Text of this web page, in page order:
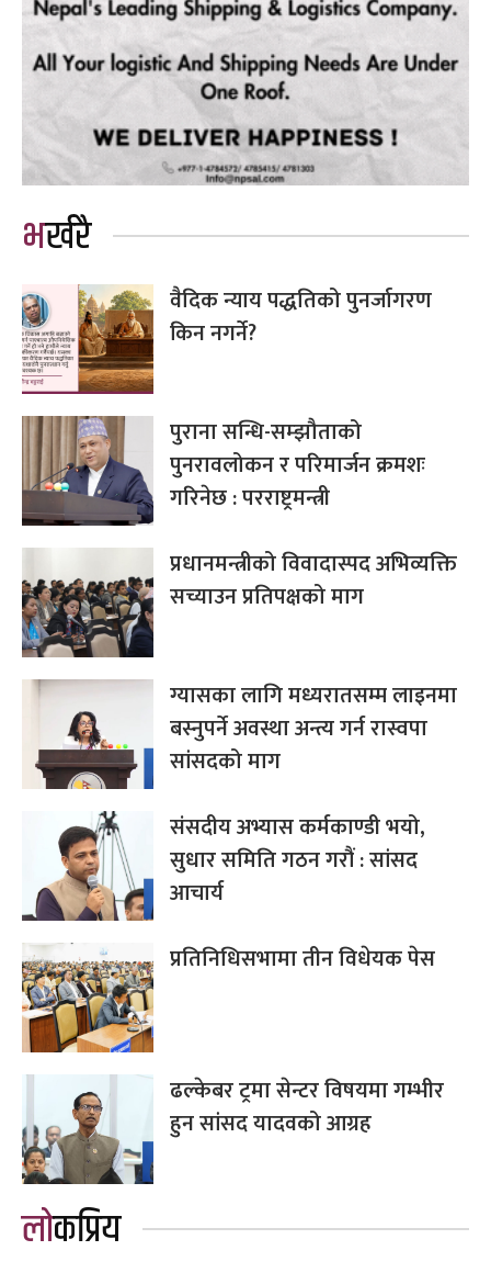
भर्खरै
वैदिक न्याय पद्धतिको पुनर्जागरण
किन नगर्ने?
पुराना सन्धि-सम्झौताको
पुनरावलोकन र परिमार्जन क्रमशः
गरिनेछ : परराष्ट्रमन्त्री
प्रधानमन्त्रीको विवादास्पद अभिव्यक्ति
सच्याउन प्रतिपक्षको माग
ग्यासका लागि मध्यरातसम्म लाइनमा
बस्नुपर्ने अवस्था अन्त्य गर्न रास्वपा
सांसदको माग
संसदीय अभ्यास कर्मकाण्डी भयो,
सुधार समिति गठन गरौं : सांसद
आचार्य
प्रतिनिधिसभामा तीन विधेयक पेस
ढल्केबर ट्रमा सेन्टर विषयमा गम्भीर
हुन सांसद यादवको आग्रह
लोकप्रिय